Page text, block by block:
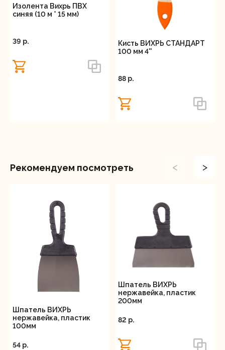
Изолента Вихрь ПВХ
синяя (10 м * 15 мм)
39 p.
Кисть ВИХРЬ СТАНДАРТ
100 мм 4''
88 p.
Рекомендуем посмотреть < >
Шпатель ВИХРЬ
нержавейка, пластик
100мм
54 p.
Шпатель ВИХРЬ
нержавейка, пластик
200мм
82 p.